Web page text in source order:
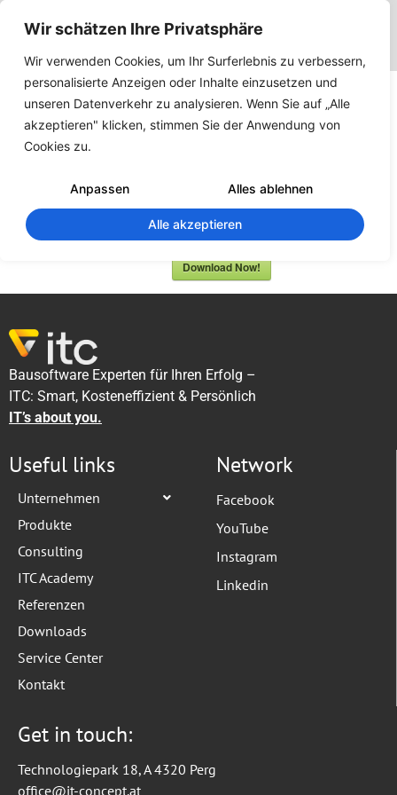
Wir schätzen Ihre Privatsphäre
Wir verwenden Cookies, um Ihr Surferlebnis zu verbessern,
personalisierte Anzeigen oder Inhalte einzusetzen und
unseren Datenverkehr zu analysieren. Wenn Sie auf „Alle
akzeptieren" klicken, stimmen Sie der Anwendung von
Cookies zu.
Anpassen Alles ablehnen
Alle akzeptieren
Handbuch
ecoline
Downloads
Verision 1.41
Download Now!
Bausoftware Experten für Ihren Erfolg –
ITC: Smart, Kosteneffizient & Persönlich
IT’s about you.
Useful links
Unternehmen
Produkte
Consulting
ITC Academy
Referenzen
Downloads
Service Center
Kontakt
Network
Facebook
YouTube
Instagram
Linkedin
Get in touch:
Technologiepark 18, A 4320 Perg
office@it-concept.at